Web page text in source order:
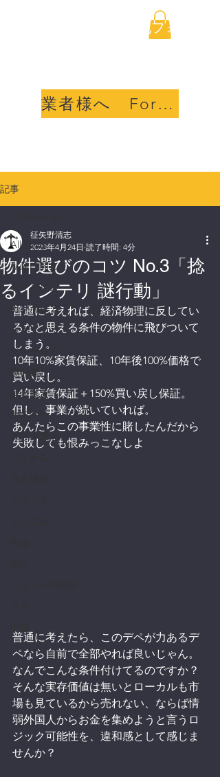
海外不動産取引透明化フォ
業者様へ For sellers
記事
All Posts
私達に関して
フィリピン
カンボジア
タイ
マレーシア
物件選び
業者選定
ASEAN
エリア選定
物件選びのコツ No.3「捻
るインテリ 謎行動」
征矢野清志
2023年4月24日 読了時間: 4分
普通に考えれば、経済物理に反してい
るなと思える条件の物件に飛びついて
しまう。
10年10%家賃保証、10年後100%価格で
買い戻し。
14年家賃保証＋150%買い戻し保証。
但し、事業が続いていれば。
あんたらこの事業性に賭したんだから
失敗しても恨みっこなしよ
普通に考えたら、このデペが力あるデ
ペなら自前で全部やれば良いじゃん。
なんでこんな条件付けてるのですか？
そんな実存価値は無いとローカルも市
場も見ているから売れない、ならば情
弱外国人からお金を集めようと言うロ
ジック可能性を、違和感として感じま
せんか？